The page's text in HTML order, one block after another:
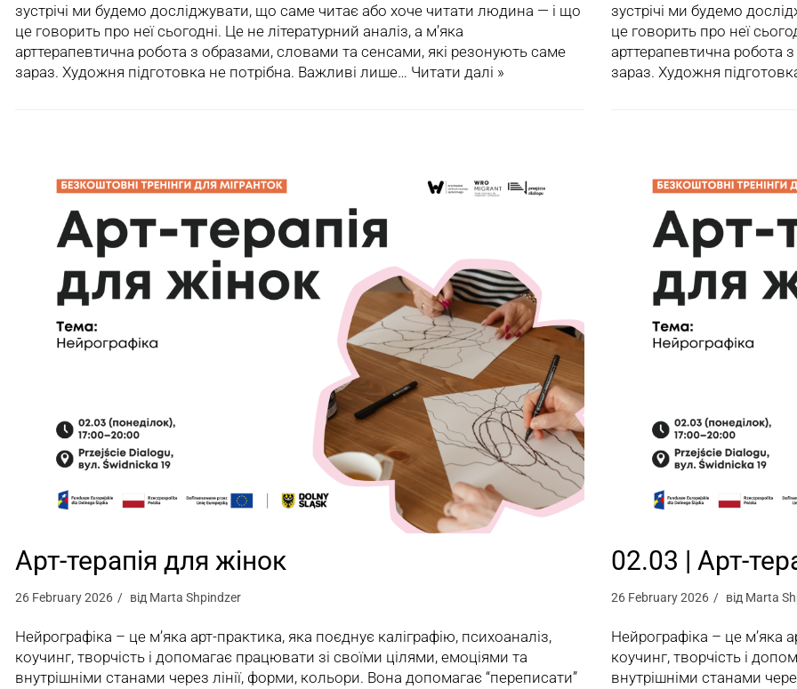
зустрічі ми будемо досліджувати, що саме читає або хоче читати людина — і що
це говорить про неї сьогодні. Це не літературний аналіз, а м’яка
арттерапевтична робота з образами, словами та сенсами, які резонують саме
зараз. Художня підготовка не потрібна. Важливі лише… Читати далі »
зустрічі ми будемо
це говорить про неї
арттерапевтична робота
зараз. Художня
Арт-терапія для жінок
26 February 2026 від Marta Shpindzer
Нейрографіка – це м’яка арт-практика, яка поєднує каліграфію, психоаналіз,
коучинг, творчість і допомагає працювати зі своїми цілями, емоціями та
внутрішніми станами через лінії, форми, кольори. Вона допомагає “переписати”
02.03 | Арт-
26 February 2026 від Marta
Нейрографіка – це м’яка
коучинг, творчість і
внутрішніми станами